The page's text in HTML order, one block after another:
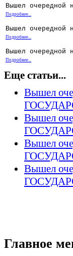
Вышел очередной
Подробнее...
Вышел очередной
Подробнее...
Вышел очередной
Подробнее...
Еще статьи...
Вышел
Вышел
Вышел
Вышел
Главное